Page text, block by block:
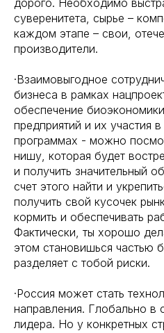
дорого. Необходимо
суверенитета, сырье –
каждом этапе – свои,
производители.
·Взаимовыгодное
бизнеса в рамках
обеспечение
предприятий и их участия
программах - можно
нишу, которая будет
и получить значительный
счет этого найти и
получить свой кусочек
кормить и обеспечивать
Фактически, ты хорошо
этом становишься частью
разделяет с тобой риски.
·Россия может стать
направления. Глобально в
лидера. Но у конкретных